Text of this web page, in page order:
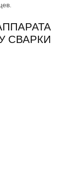
СВАРКИ